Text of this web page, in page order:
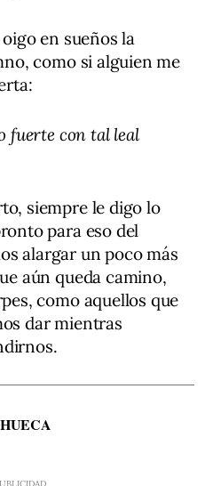
en sueños la
como si alguien me
fuerte con tal leal
siempre le digo lo
para eso del
alargar un poco más
aún queda camino,
como aquellos que
dar mientras